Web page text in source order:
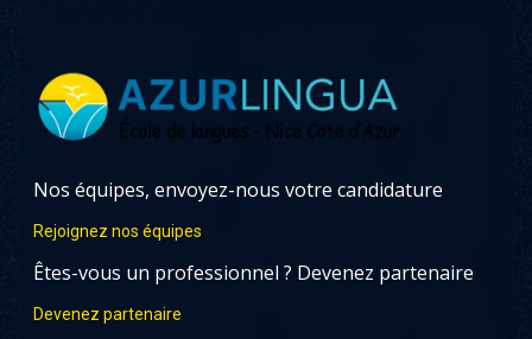
Nos équipes, envoyez-nous votre candidature
Rejoignez nos équipes
Êtes-vous un professionnel ? Devenez partenaire
Devenez partenaire